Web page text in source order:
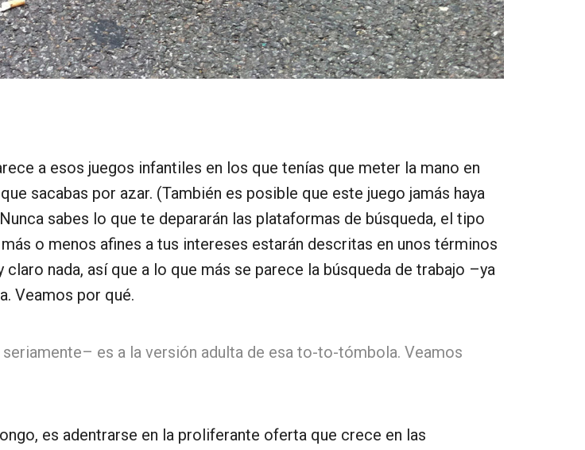
a esos juegos infantiles en los que tenías que meter la mano en
sacabas por azar. (También es posible que este juego jamás haya
sabes lo que te depararán las plataformas de búsqueda, el tipo
o menos afines a tus intereses estarán descritas en unos términos
nada, así que a lo que más se parece la búsqueda de trabajo –ya
Veamos por qué.
es a la versión adulta de esa to-to-tómbola. Veamos
es adentrarse en la proliferante oferta que crece en las